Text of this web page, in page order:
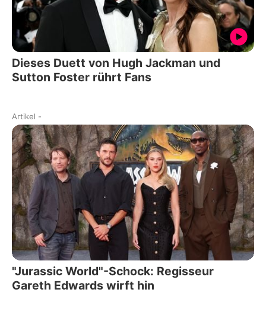
Dieses Duett von Hugh Jackman und
Sutton Foster rührt Fans
Artikel -
"Jurassic World"-Schock: Regisseur
Gareth Edwards wirft hin